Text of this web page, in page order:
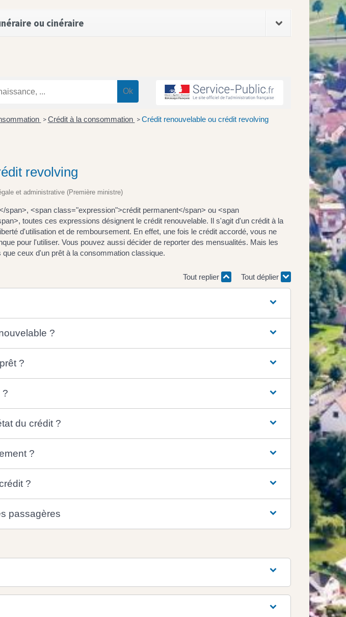
ou cinéraire
> Crédit à la consommation > Crédit renouvelable ou crédit revolving
revolving
et administrative (Première ministre)
span>, <span class="expression">crédit permanent</span> ou <span
toutes ces expressions désignent le crédit renouvelable. Il s'agit d'un crédit à la
d'utilisation et de remboursement. En effet, une fois le crédit accordé, vous ne
pour l'utiliser. Vous pouvez aussi décider de reporter des mensualités. Mais les
ceux d'un prêt à la consommation classique.
Tout replier Tout déplier
?
?
?
du crédit ?
?
?
passagères